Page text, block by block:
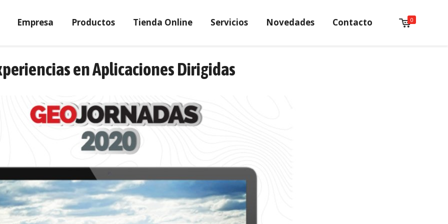
Empresa Productos Tienda Online Servicios Novedades Contacto 0
en Aplicaciones Dirigidas